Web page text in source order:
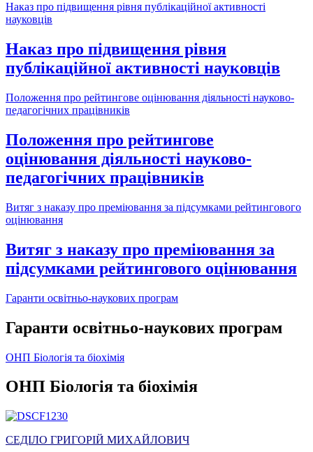
Наказ про підвищення рівня публікаційної активності
науковців
Наказ про підвищення рівня
публікаційної активності науковців
Положення про рейтингове оцінювання діяльності науково-
педагогічних працівників
Положення про рейтингове
оцінювання діяльності науково-
педагогічних працівників
Витяг з наказу про преміювання за підсумками рейтингового
оцінювання
Витяг з наказу про преміювання за
підсумками рейтингового оцінювання
Гаранти освітньо-наукових програм
Гаранти освітньо-наукових програм
ОНП Біологія та біохімія
ОНП Біологія та біохімія
СЕДІЛО ГРИГОРІЙ МИХАЙЛОВИЧ